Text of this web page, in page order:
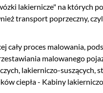
lakiernicze" na których
transport poprzeczny,
cały proces malowania,
malowanego
lakierniczo-suszących,
ciepła - Kabiny